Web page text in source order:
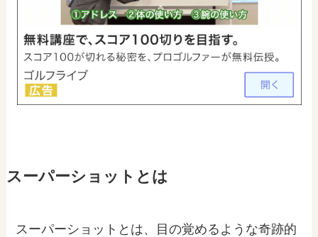
スーパーショットとは
スーパーショットとは、目の覚めるような奇跡的